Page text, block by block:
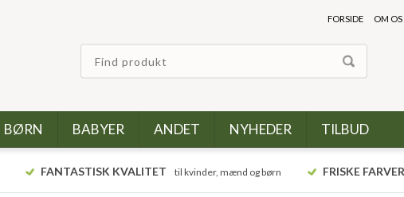
FORSIDE OM OS
BØRN BABYER ANDET NYHEDER TILBUD
FANTASTISK KVALITET til kvinder, mænd og børn FRISKE FARVER